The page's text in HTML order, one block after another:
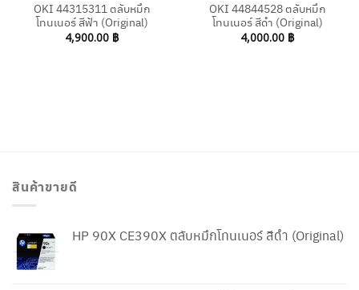
OKI 44315311 ตลับหมึก
โทนเนอร์ สีฟ้า (Original)
4,900.00 ฿
OKI 44844528 ตลับหมึก
โทนเนอร์ สีดำ (Original)
4,000.00 ฿
สินค้าขายดี
HP 90X CE390X ตลับหมึกโทนเนอร์ สีดำ (Original)